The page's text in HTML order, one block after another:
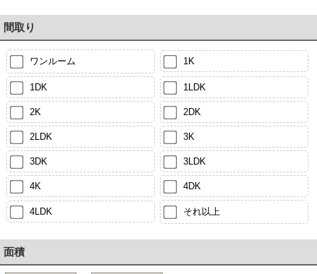
間取り
ワンルーム 1K
1DK 1LDK
2K 2DK
2LDK 3K
3DK 3LDK
4K 4DK
4LDK それ以上
面積